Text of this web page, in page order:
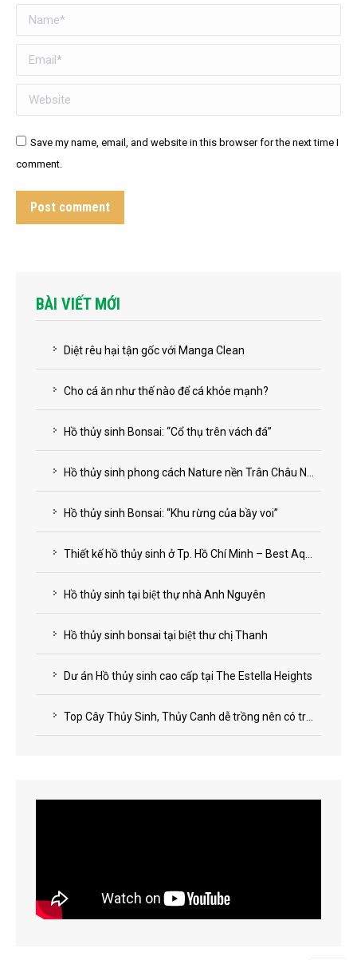
Name *
Email *
Website
Save my name, email, and website in this browser for the next time I
comment.
Post comment
BÀI VIẾT MỚI
Diệt rêu hại tận gốc với Manga Clean
Cho cá ăn như thế nào để cá khỏe mạnh?
Hồ thủy sinh Bonsai: “Cổ thụ trên vách đá”
Hồ thủy sinh phong cách Nature nền Trân Châu Ngọc Trai
Hồ thủy sinh Bonsai: “Khu rừng của bầy voi”
Thiết kế hồ thủy sinh ở Tp. Hồ Chí Minh – Best Aqua
Hồ thủy sinh tại biệt thự nhà Anh Nguyên
Hồ thủy sinh bonsai tại biệt thư chị Thanh
Dư án Hồ thủy sinh cao cấp tại The Estella Heights
Top Cây Thủy Sinh, Thủy Canh dễ trồng nên có trong nhà